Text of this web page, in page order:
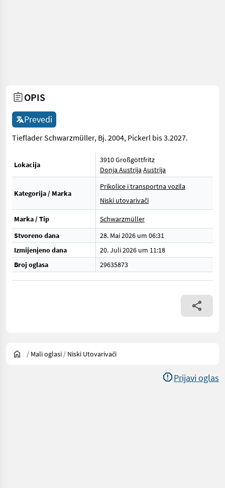
OPIS
Prevedi
Tieflader Schwarzmüller, Bj. 2004, Pickerl bis 3.2027.
Lokacija
3910 Großgöttfritz
Donja Austrija Austrija
Kategorija / Marka
Prikolice i transportna vozila
Niski utovarivači
Marka / Tip
Schwarzmüller
Stvoreno dana
28. Mai 2026 um 06:31
Izmijenjeno dana
20. Juli 2026 um 11:18
Broj oglasa
29635873
/ Mali oglasi / Niski Utovarivači
Prijavi oglas